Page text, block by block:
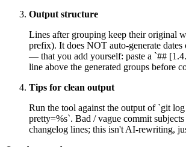
Output structure
Lines after grouping keep their original
prefix). It does NOT auto-generate dates
— that you add yourself: paste a `##
line above the generated groups before
Tips for clean output
Run the tool against the output of `git
pretty=%s`. Bad / vague commit
changelog lines; this isn't AI-rewriting,